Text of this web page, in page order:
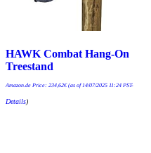
HAWK Combat Hang-On
Treestand
Amazon.de Price: 234,62€(as of 14/07/2025 11:24 PST-
Details)